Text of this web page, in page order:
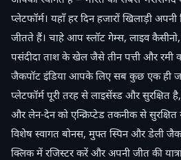
प्लेटफॉर्म। यहाँ हर दिन हजारों खिलाड़ी
जीतते हैं। चाहे आप स्लॉट गेम्स, लाइव
पसंदीदा ताश के खेल जैसे तीन पत्ती और रमी
जैकपॉट इंडिया आपके लिए सब कुछ एक ही
प्लेटफॉर्म पूरी तरह से लाइसेंस्ड और सुरक्षित
और लेन-देन को एन्क्रिप्टेड तकनीक से
विशेष स्वागत बोनस, मुफ्त स्पिन और डेली
क्लिक में रजिस्टर करें और अपनी जीत की